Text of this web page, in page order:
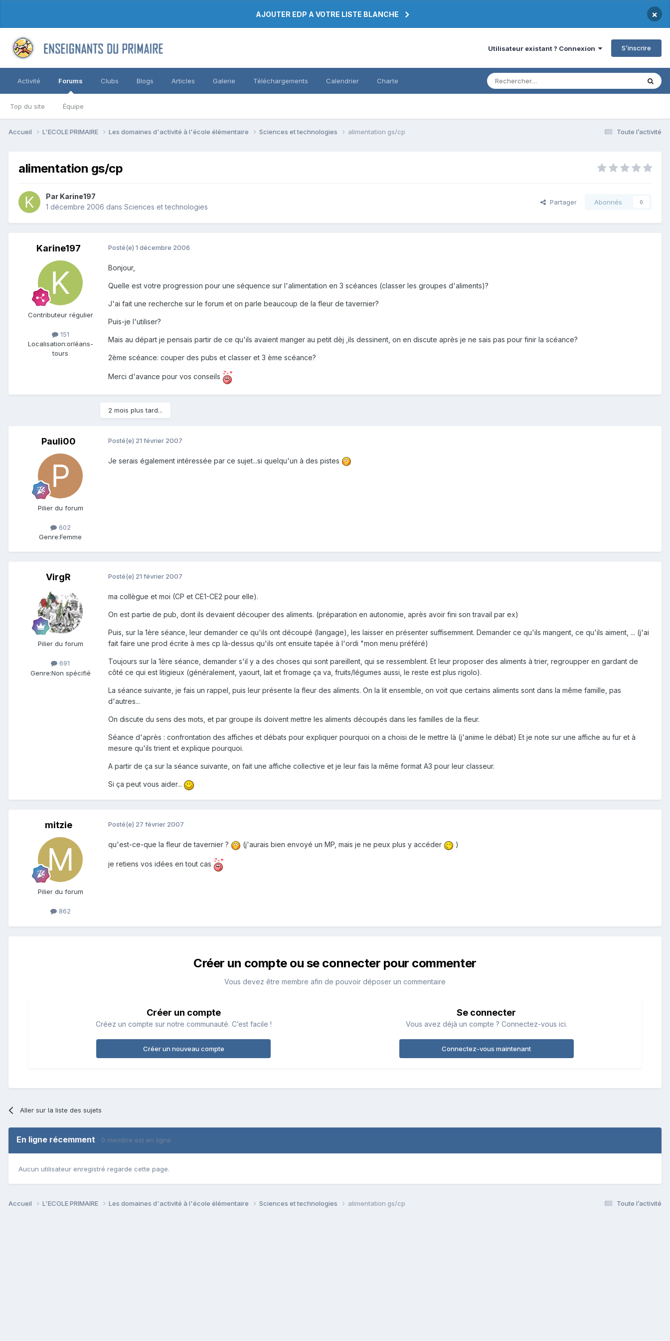
AJOUTER EDP A VOTRE LISTE BLANCHE ×
Utilisateur existant ? Connexion S’inscrire
Activité Forums
Top du site Équipe
Clubs Blogs Articles Galerie Téléchargements Calendrier Charte
Toute l’activité
Accueil L'ECOLE PRIMAIRE Les domaines d'activité à l'école élémentaire Sciences et technologies alimentation gs/cp
alimentation gs/cp
Par Karine197
1 décembre 2006 dans Sciences et technologies
Partager Abonnés 0
Karine197
Contributeur régulier
151
Localisation:orléans-
tours
Posté(e) 1 décembre 2006
Bonjour,
Quelle est votre progression pour une séquence sur l'alimentation en 3 scéances (classer les groupes d'aliments)?
J'ai fait une recherche sur le forum et on parle beaucoup de la fleur de tavernier?
Puis-je l'utiliser?
Mais au départ je pensais partir de ce qu'ils avaient manger au petit dèj ,ils dessinent, on en discute après je ne sais pas pour finir la scéance?
2ème scéance: couper des pubs et classer et 3 ème scéance?
Merci d'avance pour vos conseils
2 mois plus tard...
Pauli00
Pilier du forum
602
Genre:Femme
Posté(e) 21 février 2007
Je serais également intéressée par ce sujet...si quelqu'un à des pistes
VirgR
Pilier du forum
691
Genre:Non spécifié
Posté(e) 21 février 2007
ma collègue et moi (CP et CE1-CE2 pour elle).
On est partie de pub, dont ils devaient découper des aliments. (préparation en autonomie, après avoir fini son travail par ex)
Puis, sur la 1ère séance, leur demander ce qu'ils ont découpé (langage), les laisser en présenter suffisemment. Demander ce qu'ils mangent, ce qu'ils aiment, ... (j'ai
fait faire une prod écrite à mes cp là-dessus qu'ils ont ensuite tapée à l'ordi "mon menu préféré)
Toujours sur la 1ère séance, demander s'il y a des choses qui sont pareillent, qui se ressemblent. Et leur proposer des aliments à trier, regroupper en gardant de
côté ce qui est litigieux (généralement, yaourt, lait et fromage ça va, fruits/légumes aussi, le reste est plus rigolo).
La séance suivante, je fais un rappel, puis leur présente la fleur des aliments. On la lit ensemble, on voit que certains aliments sont dans la même famille, pas
d'autres...
On discute du sens des mots, et par groupe ils doivent mettre les aliments découpés dans les familles de la fleur.
Séance d'après : confrontation des affiches et débats pour expliquer pourquoi on a choisi de le mettre là (j'anime le débat) Et je note sur une affiche au fur et à
mesure qu'ils trient et explique pourquoi.
A partir de ça sur la séance suivante, on fait une affiche collective et je leur fais la même format A3 pour leur classeur.
Si ça peut vous aider...
mitzie
Pilier du forum
862
Posté(e) 27 février 2007
qu'est-ce-que la fleur de tavernier ? (j'aurais bien envoyé un MP, mais je ne peux plus y accéder )
je retiens vos idées en tout cas
Créer un compte ou se connecter pour commenter
Vous devez être membre afin de pouvoir déposer un commentaire
Créer un compte
Créez un compte sur notre communauté. C’est facile !
Créer un nouveau compte
Se connecter
Vous avez déjà un compte ? Connectez-vous ici.
Connectez-vous maintenant
Aller sur la liste des sujets
En ligne récemment 0 membre est en ligne
Aucun utilisateur enregistré regarde cette page.
Toute l’activité
Accueil L'ECOLE PRIMAIRE Les domaines d'activité à l'école élémentaire Sciences et technologies alimentation gs/cp